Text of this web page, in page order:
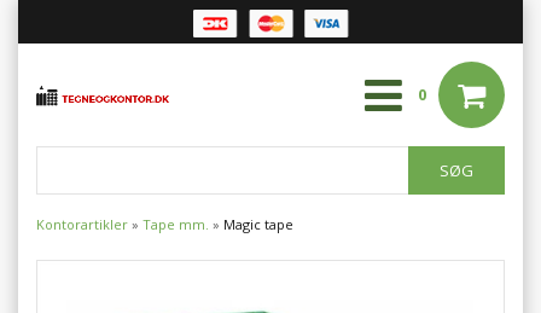
0
Kontorartikler » Tape mm. » Magic tape